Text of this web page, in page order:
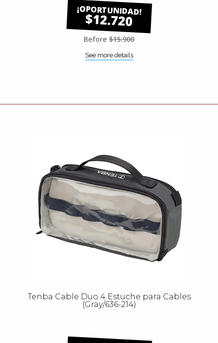
$12.720
Before $15.900
See more details
Tenba Cable Duo 4 Estuche para Cables
(Gray/636-214)